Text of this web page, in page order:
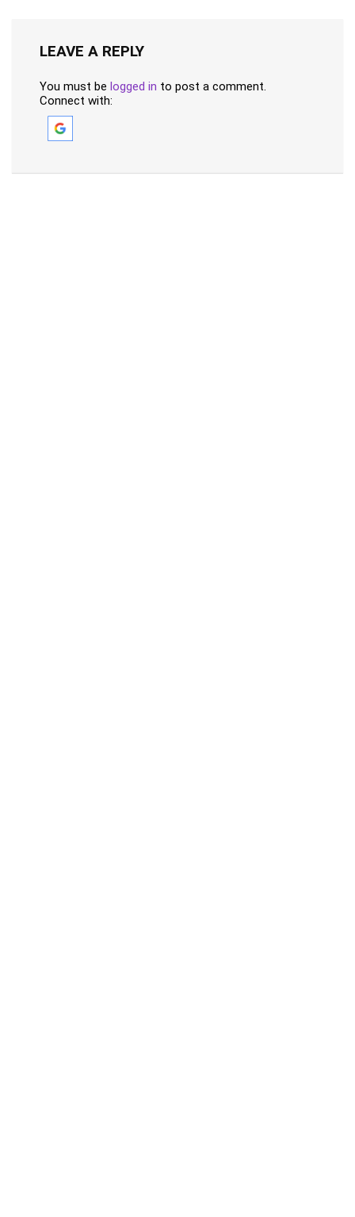
LEAVE A REPLY
You must be logged in to post a comment.
Connect with: